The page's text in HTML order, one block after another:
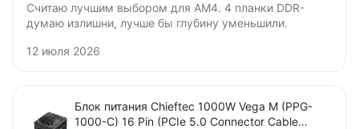
Считаю лучшим выбором для AM4. 4 планки DDR-
думаю излишни, лучше бы глубину уменьшили.
12 июля 2026
Блок питания Chieftec 1000W Vega M (PPG-
1000-C) 16 Pin (PCIe 5.0 Connector Cable